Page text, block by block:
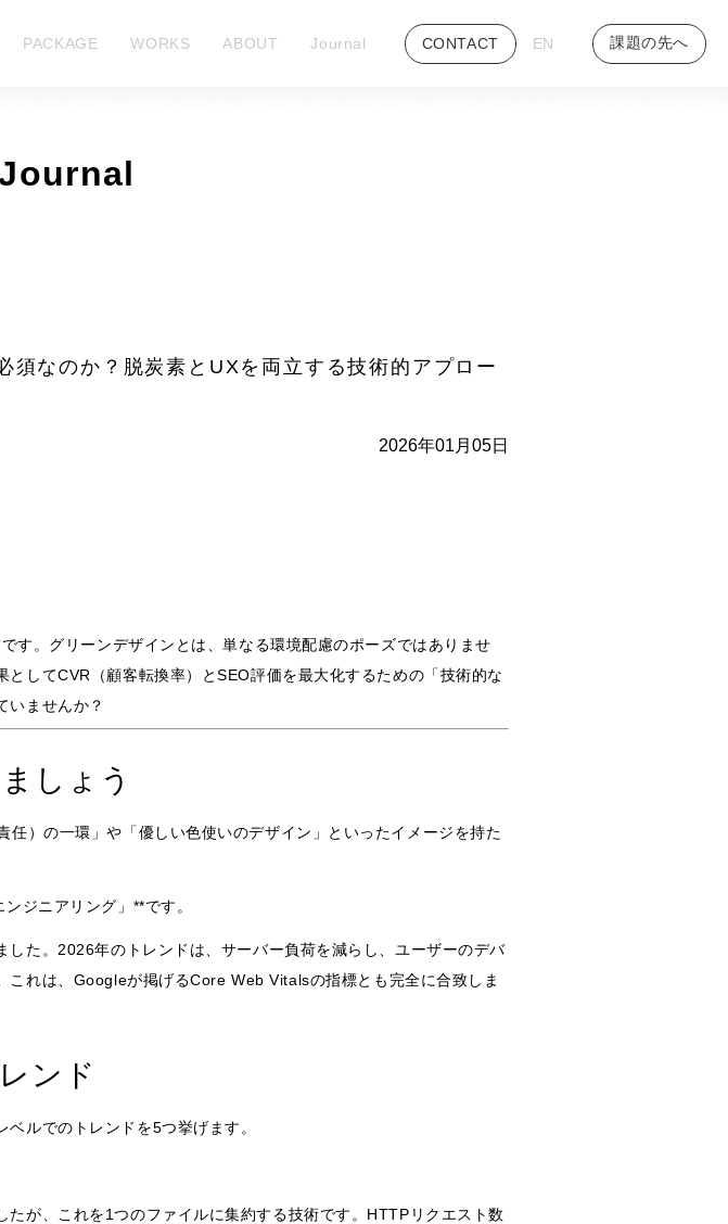
PACKAGE WORKS ABOUT Journal CONTACT EN 課題の先へ
なのか？脱炭素とUXを両立する技術的アプロー
2026年01月05日
す。グリーンデザインとは、単なる環境配慮のポーズではありませ
してCVR（顧客転換率）とSEO評価を最大化するための「技術的な
いませんか？
しょう
任）の一環」や「優しい色使いのデザイン」といったイメージを持た
ジニアリング」**です。
た。2026年のトレンドは、サーバー負荷を減らし、ユーザーのデバ
れは、Googleが掲げるCore Web Vitalsの指標とも完全に合致しま
ンド
ルでのトレンドを5つ挙げます。
が、これを1つのファイルに集約する技術です。HTTPリクエスト数